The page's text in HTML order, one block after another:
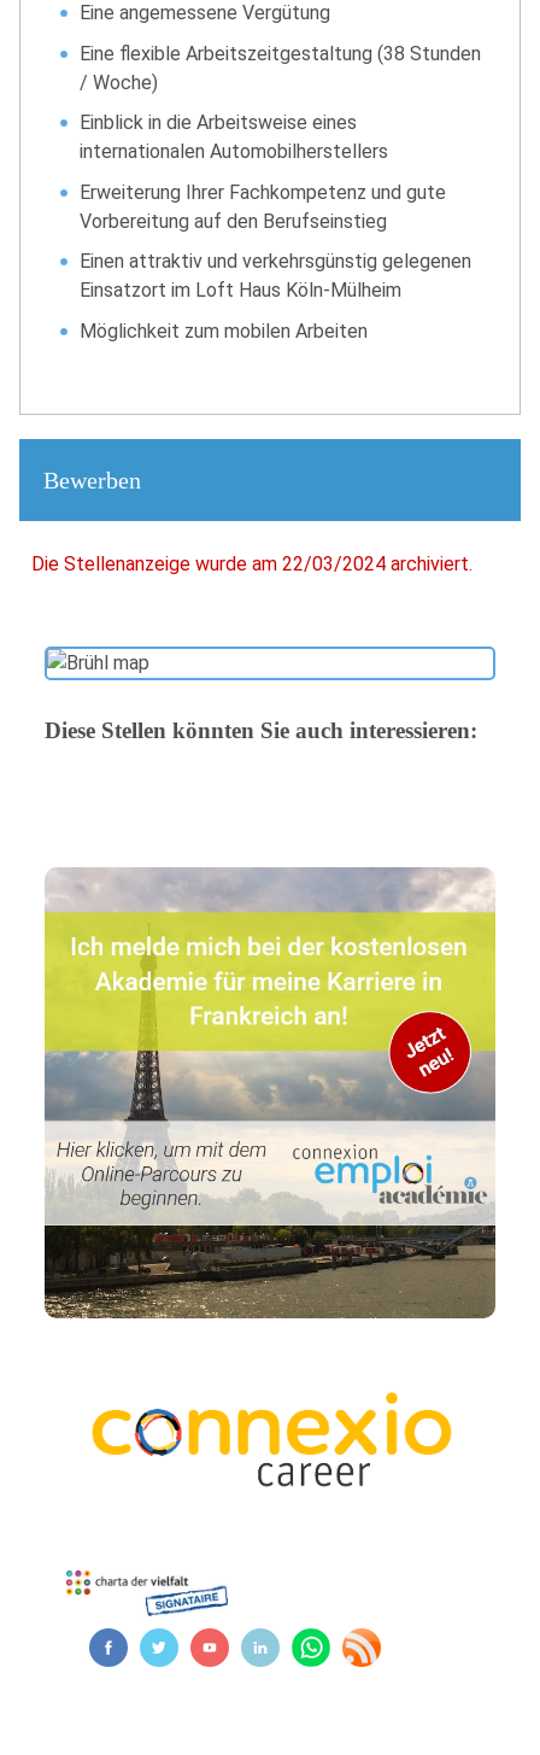
Eine angemessene Vergütung
Eine flexible Arbeitszeitgestaltung (38 Stunden
/ Woche)
Einblick in die Arbeitsweise eines
internationalen Automobilherstellers
Erweiterung Ihrer Fachkompetenz und gute
Vorbereitung auf den Berufseinstieg
Einen attraktiv und verkehrsgünstig gelegenen
Einsatzort im Loft Haus Köln-Mülheim
Möglichkeit zum mobilen Arbeiten
Bewerben
Die Stellenanzeige wurde am 22/03/2024 archiviert.
Diese Stellen könnten Sie auch interessieren: